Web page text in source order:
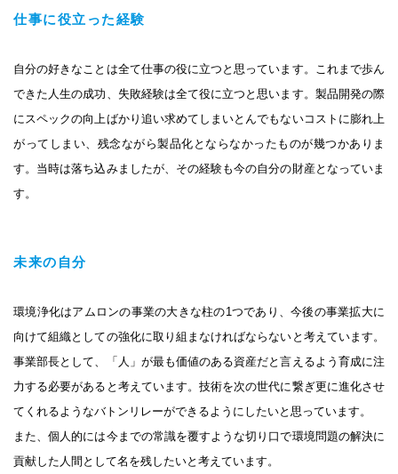
仕事に役立った経験
自分の好きなことは全て仕事の役に立つと思っています。これまで歩ん
できた人生の成功、失敗経験は全て役に立つと思います。製品開発の際
にスペックの向上ばかり追い求めてしまいとんでもないコストに膨れ上
がってしまい、残念ながら製品化とならなかったものが幾つかありま
す。当時は落ち込みましたが、その経験も今の自分の財産となっていま
す。
未来の自分
環境浄化はアムロンの事業の大きな柱の1つであり、今後の事業拡大に
向けて組織としての強化に取り組まなければならないと考えています。
事業部長として、「人」が最も価値のある資産だと言えるよう育成に注
力する必要があると考えています。技術を次の世代に繋ぎ更に進化させ
てくれるようなバトンリレーができるようにしたいと思っています。
また、個人的には今までの常識を覆すような切り口で環境問題の解決に
貢献した人間として名を残したいと考えています。